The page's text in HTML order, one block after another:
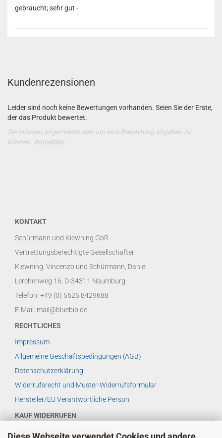
gebraucht; sehr gut -
Kundenrezensionen
Leider sind noch keine Bewertungen vorhanden. Seien Sie der Erste,
der das Produkt bewertet.
Sie müssen angemeldet sein um eine Bewertung abgeben zu
können. Anmelden
KONTAKT
Schürmann und Kiewning GbR
Vertrettungsberechtigte Gesellschafter:
Kiewning, Vincenzo und Schürmann, Daniel
Lerchenweg 16, D-34311 Naumburg
Telefon: +49 (0) 5625 8429688
E-Mail: mail@bluebib.de
RECHTLICHES
Impressum
Allgemeine Geschäftsbedingungen (AGB)
Datenschutzerklärung
Widerrufsrecht und Muster-Widerrufsformular
Hersteller/EU Verantwortliche Person
KAUF WIDERRUFEN